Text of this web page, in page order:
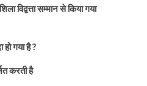
विद्वत्ता सम्मान से किया गया
गया है ?
करती है